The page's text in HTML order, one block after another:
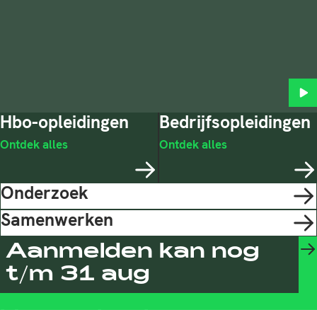
Start
Hbo-opleidingen
Ontdek alles
Bedrijfs­opleidingen
Ontdek alles
Onderzoek
Samenwerken
Aanmelden kan nog
t/m 31 aug